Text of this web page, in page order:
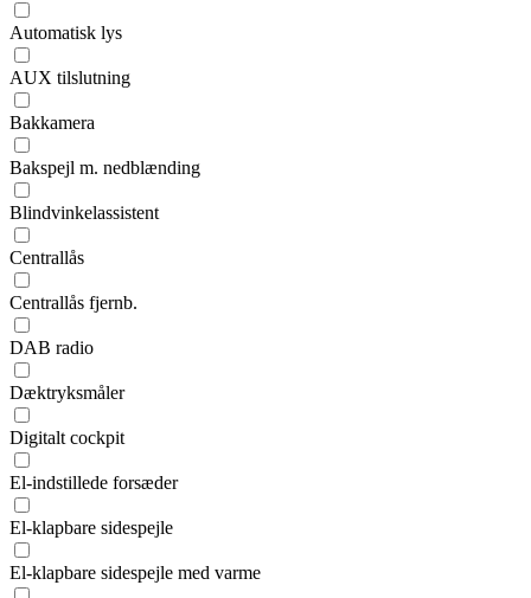
Automatisk lys
AUX tilslutning
Bakkamera
Bakspejl m. nedblænding
Blindvinkelassistent
Centrallås
Centrallås fjernb.
DAB radio
Dæktryksmåler
Digitalt cockpit
El-indstillede forsæder
El-klapbare sidespejle
El-klapbare sidespejle med varme